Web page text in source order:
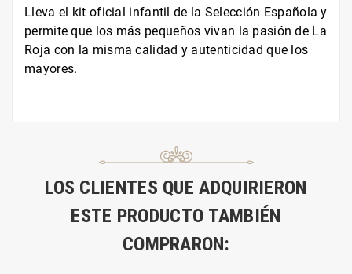
Lleva el kit oficial infantil de la Selección Española y
permite que los más pequeños vivan la pasión de La
Roja con la misma calidad y autenticidad que los
mayores.
LOS CLIENTES QUE ADQUIRIERON
ESTE PRODUCTO TAMBIÉN
COMPRARON: